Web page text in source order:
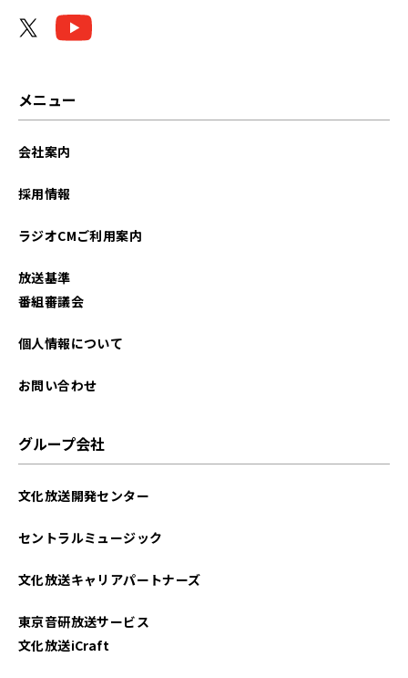
2025年07月
2025年04月
メニュー
会社案内
採用情報
ラジオCMご利用案内
放送基準
番組審議会
個人情報について
お問い合わせ
グループ会社
文化放送開発センター
セントラルミュージック
文化放送キャリアパートナーズ
東京音研放送サービス
文化放送iCraft